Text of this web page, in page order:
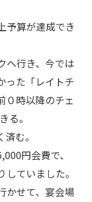
予算が達成でき
へ行き、今では
った「レイトチ
０時以降のチェ
る。
む。
円会費で、
ていました。
かせて、宴会場